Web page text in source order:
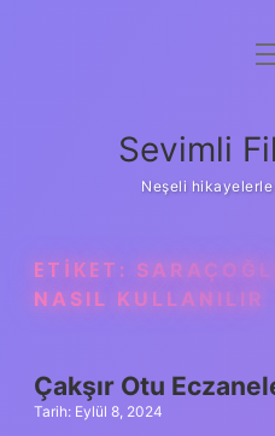
Yasal
Sevimli
Neşeli hikayelerle
ETIKET:
NASIL KULLANILIR
Çakşır Otu
Tarih: Eylül 8, 2024